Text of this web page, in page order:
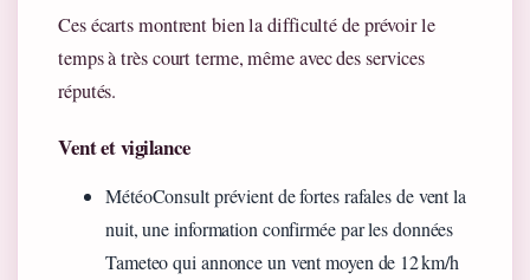
Ces écarts montrent bien la difficulté de prévoir le
temps à très court terme, même avec des services
réputés.
Vent et vigilance
MétéoConsult prévient de fortes rafales de vent la
nuit, une information confirmée par les données
Tameteo qui annonce un vent moyen de 12 km/h